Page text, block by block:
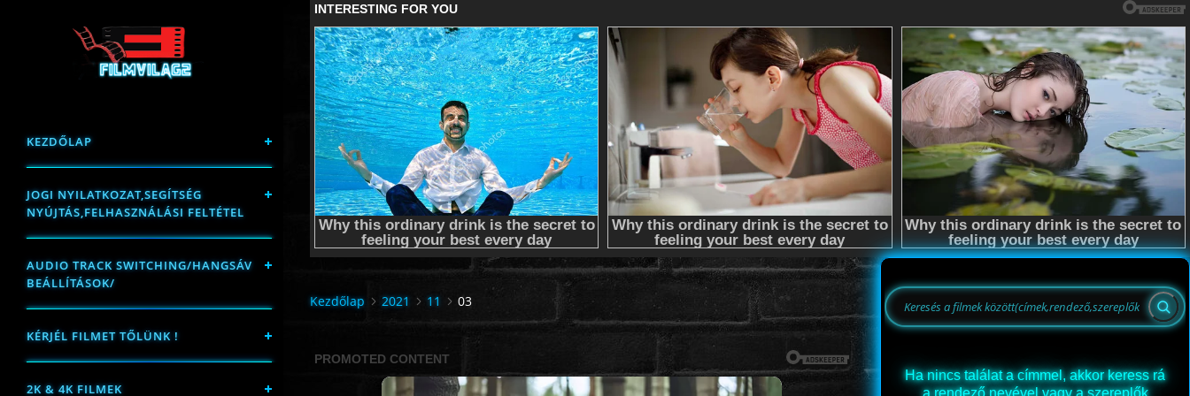
KEZDŐLAP
JOGI NYILATKOZAT,SEGÍTSÉG
NYÚJTÁS,FELHASZNÁLÁSI FELTÉTEL
AUDIO TRACK SWITCHING/HANGSÁV
BEÁLLÍTÁSOK/
KÉRJÉL FILMET TŐLÜNK !
2K & 4K FILMEK
Kezdőlap 2021 11 03
Ha nincs találat a címmel, akkor keress rá
a rendező nevével vagy a szereplők